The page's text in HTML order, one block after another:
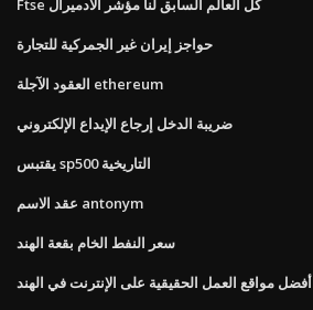
Ftse كل العالم السابق لنا مؤشر الأدميرال
حواجز إيران غير الجمركية للتجارة
العقود الآجلة ethereum
ضريبة الدخل إرجاع الإيداع الإلكتروني
يقتبس sp500 التاريخية
عقد الاسم antonym
سعر النفط الخام بقعة الهند
أفضل مواقع العمل الحقيقية على الإنترنت في الهند